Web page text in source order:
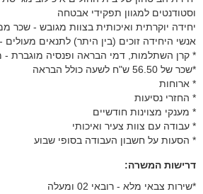
וסטודנטים למגוון תפקידי אבטחה
יחידה יוקרתית ואיכותית בצוות מגובש - שכר ממוצע של
אנשי היחידה זוכים (בין היתר) לתנאים מעולים -
* קרן השתלמות, דמי הבראה ופנסיה מוגברת -
*שכר של 56.50 ש"ח לשעה כולל הבראה
* ארוחות
* החזרי נסיעות
* מענקי מצוינות חודשיים
* עבודה עם צוות צעיר ואיכותי
* הסעות על חשבון העבודה בסופי שבוע
דרישות המשרה:
*שירות צבאי מלא - רובאי 02 ומעלה